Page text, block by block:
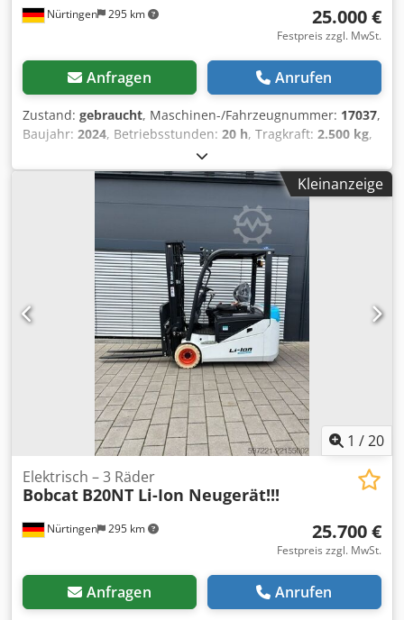
Nürtingen 295 km 25.000 €
Festpreis zzgl. MwSt.
Anfragen Anrufen
Zustand: gebraucht, Maschinen-/Fahrzeugnummer: 17037,
Baujahr: 2024, Betriebsstunden: 20 h, Tragkraft: 2.500 kg,
, Freihub:
Lastschwerpunkt:500 mm, Kraftstofftyp:elektrisch,
, Bauhöhe:2.180 mm, Batteriespannung:
1.200 mm , Vorderreifengröße:
, Gesamtgewicht: 3.552 kg
5141046 Seriennummer: FBA47-4880-01823 Crodsy Hau
Iopfx Adhjf Batterie-Details: 48 V, 600 Ah, Lithium
Kleinanzeige
1 /20
Nürtingen 295 km
Elektrisch – 3 Räder
Bobcat B20NT Li-Ion Neugerät!!!
25.700 €
Festpreis zzgl. MwSt.
Anfragen Anrufen